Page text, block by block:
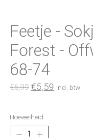
Feetje -
Forest -
68-74
€6,99 €5,59 Incl. btw
Hoeveelheid: